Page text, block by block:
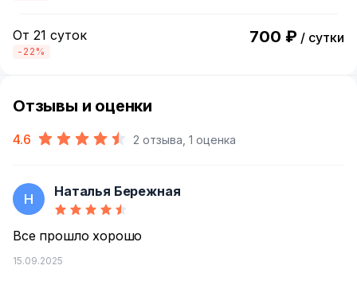
От 21 суток
-22%
700 ₽ / сутки
Отзывы и оценки
4.6 2 отзыва, 1 оценка
Н Наталья Бережная
Все прошло хорошо
15.09.2025